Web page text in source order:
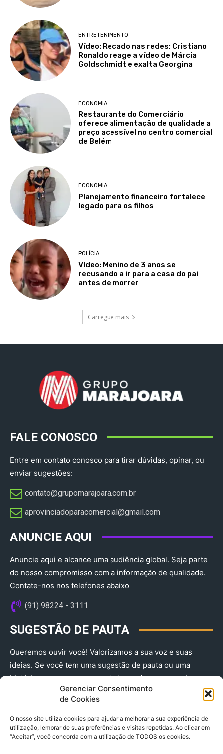
Gerenciar Consentimento
de Cookies
O nosso site utiliza cookies para ajudar a melhorar a sua experiência de
utilização, lembrar de suas preferências e visitas repetidas. Ao clicar em
“Aceitar”, você concorda com a utilização de TODOS os cookies.
ENTRETENIMENTO
Vídeo: Recado nas redes; Cristiano
Ronaldo reage a vídeo de Márcia
Goldschmidt e exalta Georgina
ECONOMIA
Restaurante do Comerciário
oferece alimentação de qualidade a
preço acessível no centro comercial
de Belém
ECONOMIA
Planejamento financeiro fortalece
legado para os filhos
POLÍCIA
Vídeo: Menino de 3 anos se
recusando a ir para a casa do pai
antes de morrer
Carregue mais
FALE CONOSCO
Entre em contato conosco para tirar dúvidas, opinar, ou
enviar sugestões:
contato@grupomarajoara.com.br
aprovinciadoparacomercial@gmail.com​
ANUNCIE AQUI
Anuncie aqui e alcance uma audiência global. Seja parte
do nosso compromisso com a informação de qualidade.
Contate-nos nos telefones abaixo
(91) 98224 - 3111
SUGESTÃO DE PAUTA
Queremos ouvir você! Valorizamos a sua voz e suas
ideias. Se você tem uma sugestão de pauta ou uma
história que merece ser contada, envie-nos agora!
(91) 98224 - 3111